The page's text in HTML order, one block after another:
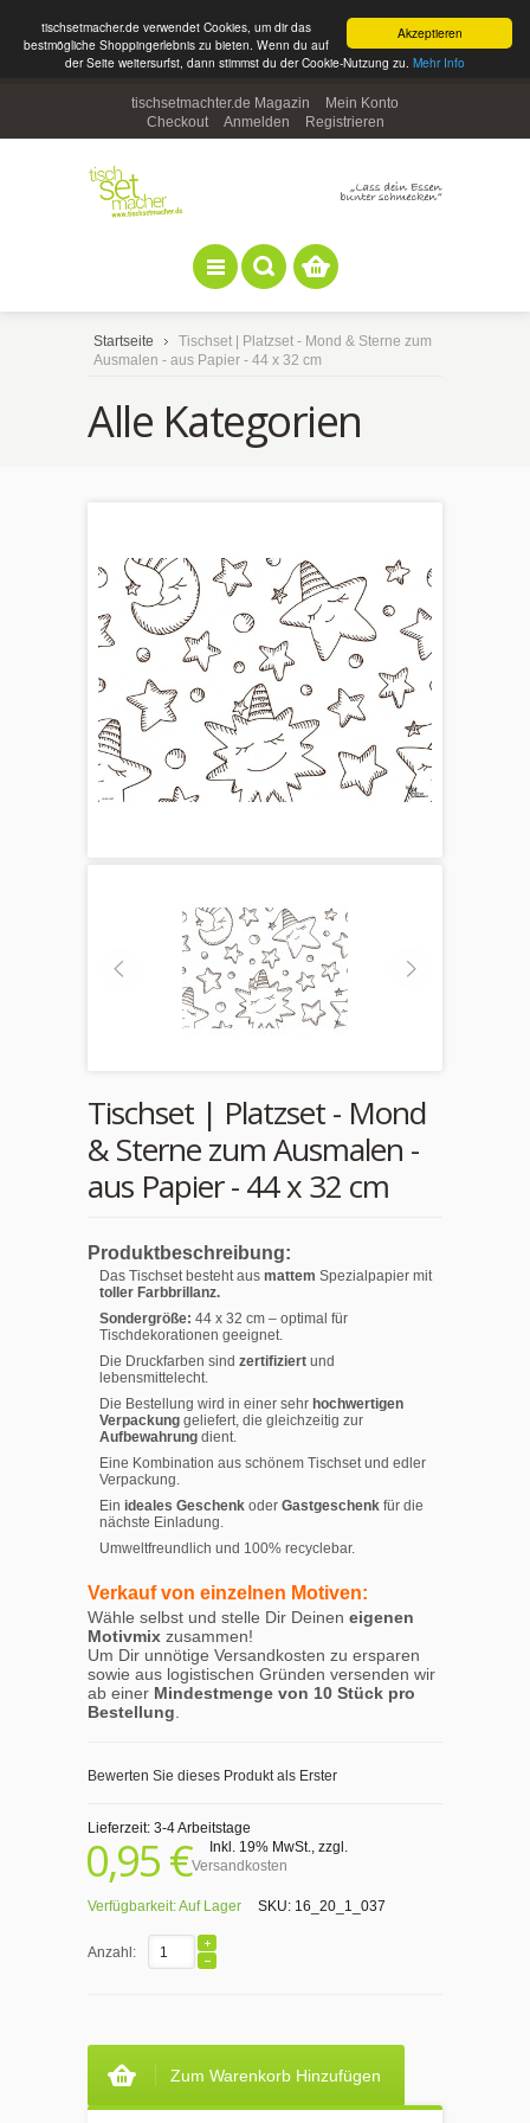
Akzeptieren
tischsetmacher.de verwendet Cookies, um dir das
bestmögliche Shoppingerlebnis zu bieten. Wenn du auf
der Seite weitersurfst, dann stimmst du der Cookie-Nutzung zu. Mehr Info
tischsetmachter.de Magazin
Mein Konto
Checkout
Anmelden Registrieren
Startseite
Tischset | Platzset - Mond & Sterne zum
Ausmalen - aus Papier - 44 x 32 cm
Alle Kategorien
Tischset | Platzset - Mond
& Sterne zum Ausmalen -
aus Papier - 44 x 32 cm
Produktbeschreibung:
Das Tischset besteht aus mattem Spezialpapier mit
toller Farbbrillanz.
Sondergröße: 44 x 32 cm – optimal für
Tischdekorationen geeignet.
Die Druckfarben sind zertifiziert und
lebensmittelecht.
Die Bestellung wird in einer sehr hochwertigen
Verpackung geliefert, die gleichzeitig zur
Aufbewahrung dient.
Eine Kombination aus schönem Tischset und edler
Verpackung.
Ein ideales Geschenk oder Gastgeschenk für die
nächste Einladung.
Umweltfreundlich und 100% recyclebar.
Verkauf von einzelnen Motiven:
Wähle selbst und stelle Dir Deinen eigenen
Motivmix zusammen!
Um Dir unnötige Versandkosten zu ersparen
sowie aus logistischen Gründen versenden wir
ab einer Mindestmenge von 10 Stück pro
Bestellung.
Bewerten Sie dieses Produkt als Erster
Lieferzeit: 3-4 Arbeitstage
0,95 € Inkl. 19% MwSt., zzgl.
Versandkosten
Verfügbarkeit:Auf Lager SKU: 16_20_1_037
Anzahl:
Zum Warenkorb Hinzufügen